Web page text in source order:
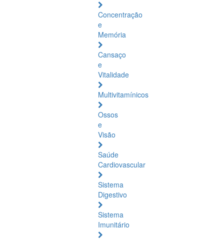
Concentração
e
Memória
Cansaço
e
Vitalidade
Multivitamínicos
Ossos
e
Visão
Saúde
Cardiovascular
Sistema
Digestivo
Sistema
Imunitário